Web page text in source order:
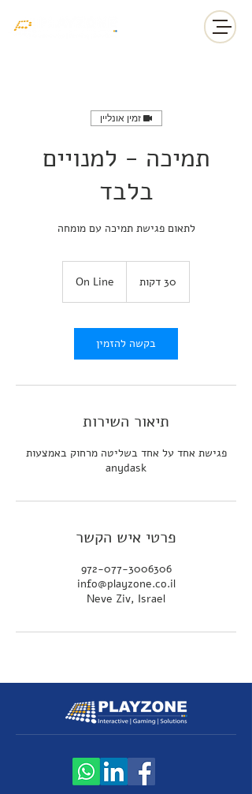
זמין אונליין
תמיכה - למנויים
בלבד
לתאום פגישת תמיכה עם מומחה
30 דקות
ק
ו
ת
On Line
בקשה להזמין
תיאור השירות
פגישת אחד על אחד בשליטה מרחוק באמצעות
anydask
פרטי איש הקשר
972-077-3006306
info@playzone.co.il
Neve Ziv, Israel